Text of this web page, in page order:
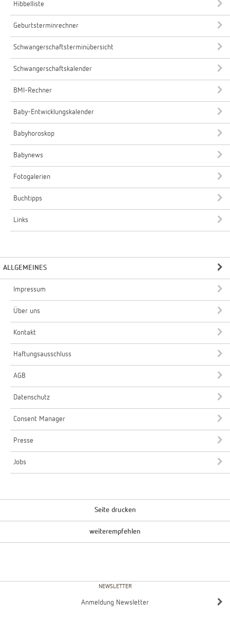
Hibbelliste
Geburtsterminrechner
Schwangerschaftsterminübersicht
Schwangerschaftskalender
BMI-Rechner
Baby-Entwicklungskalender
Babyhoroskop
Babynews
Fotogalerien
Buchtipps
Links
ALLGEMEINES
Impressum
Über uns
Kontakt
Haftungsausschluss
AGB
Datenschutz
Consent Manager
Presse
Jobs
Seite drucken
weiterempfehlen
NEWSLETTER
Anmeldung Newsletter